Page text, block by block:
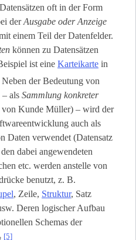
oft in der Form
derAusgabe oder Anzeige
einem Teil der Datenfelder.
können zu Datensätzen
ist eine Karteikarte in
Neben der Bedeutung von
– als Sammlung konkreter
von Kunde Müller) – wird der
auch als
Daten verwendet (Datensatz
dabei angewendeten
etc. werden anstelle von
benutzt, z. B.
, Zeile, Struktur, Satz
Deren logischer Aufbau
Schemas der
[5]